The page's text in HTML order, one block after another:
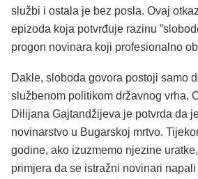
službi i ostala je bez posla. Ovaj
epizoda koja potvrđuje razinu
progon novinara koji profesionalno
Dakle, sloboda govora postoji samo
službenom politikom državnog vrha.
Dilijana Gajtandžijeva je potvrda da
novinarstvo u Bugarskoj mrtvo.
godine, ako izuzmemo njezine
primjera da se istražni novinari